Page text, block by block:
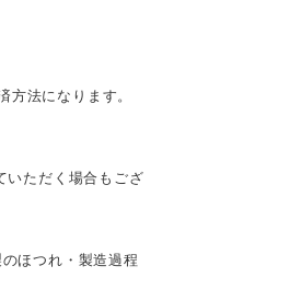
法になります。
いただく場合もござ
ほつれ・製造過程